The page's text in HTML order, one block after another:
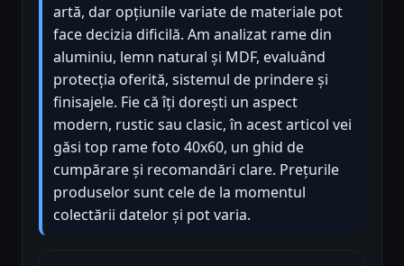
artă, dar opțiunile variate de materiale pot
face decizia dificilă. Am analizat rame din
aluminiu, lemn natural și MDF, evaluând
protecția oferită, sistemul de prindere și
finisajele. Fie că îți dorești un aspect
modern, rustic sau clasic, în acest articol vei
găsi top rame foto 40x60, un ghid de
cumpărare și recomandări clare. Prețurile
produselor sunt cele de la momentul
colectării datelor și pot varia.